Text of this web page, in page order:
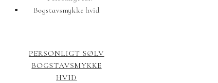
PERSONLIGT SØLV
BOGSTAVSMYKKE
HVID